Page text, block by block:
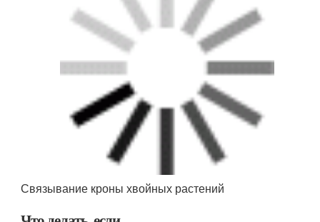
На фото: Ледяной дождь на ели
… весной хвоя на растениях пожелтела или
обесцветилась
Заметив это, сразу притените крону, спрыснув
сначала водой, если погода солнечная. Поливайте
пострадавшее растение теплой водой. Если вода
растекается, не впитываясь, значит, почва еще
мерзлая. Тогда поливайте несколько раз в день